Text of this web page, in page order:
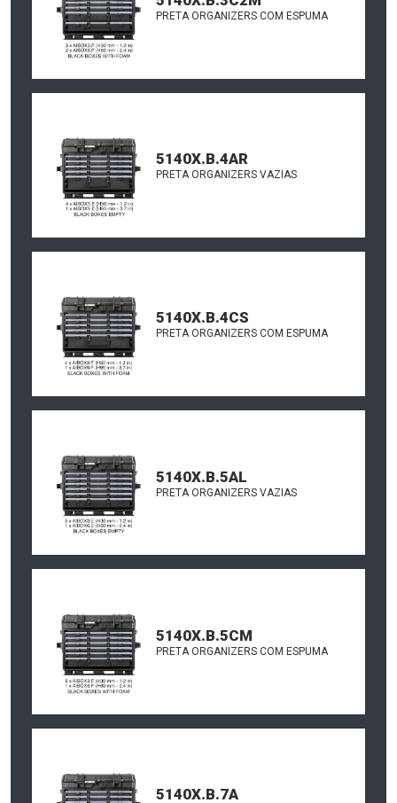
PRETA ORGANIZERS COM ESPUMA
5140X.B.4AR
PRETA ORGANIZERS VAZIAS
5140X.B.4CS
PRETA ORGANIZERS COM ESPUMA
5140X.B.5AL
PRETA ORGANIZERS VAZIAS
5140X.B.5CM
PRETA ORGANIZERS COM ESPUMA
5140X.B.7A